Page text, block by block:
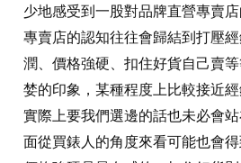
少地感受到一股對品牌直營專賣
專賣店的認知往往會歸結到打壓
潤、價格強硬、扣住好貨自己賣
婪的印象，某種程度上比較接近
實際上要我們選邊的話也未必會
面從買錶人的角度來看可能也會